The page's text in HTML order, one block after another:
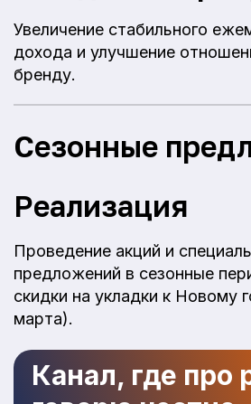
Увеличение стабильного
дохода и улучшение
бренду.
Сезонные
Реализация
Проведение акций и
предложений в сезонные
скидки на укладки к Новому
марта).
Канал, где про